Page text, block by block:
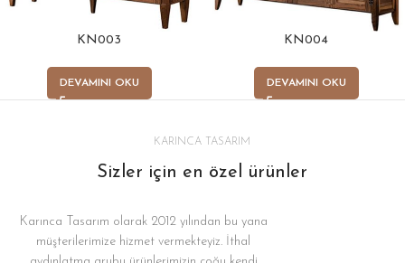
KN003
DEVAMINI OKU
KN004
DEVAMINI OKU
KARINCA TASARIM
Sizler için en özel ürünler
Karınca Tasarım olarak 2012 yılından bu yana
müşterilerimize hizmet vermekteyiz. İthal